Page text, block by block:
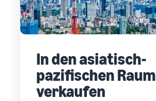
In den asiatisch-
pazifischen Raum
verkaufen